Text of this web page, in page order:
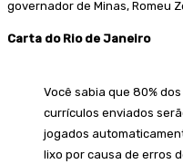
governador de Minas, Romeu
Carta do Rio de Janeiro
Você sabia que 80% dos
currículos enviados
jogados
lixo por causa de erros